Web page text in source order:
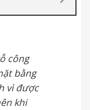
công
bằng
vì được
khi